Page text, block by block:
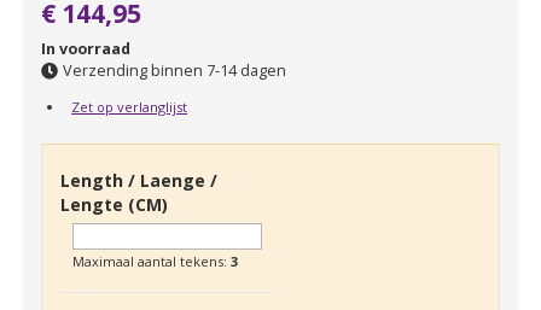
€ 144,95
In voorraad
Verzending binnen 7-14 dagen
Zet op verlanglijst
Length / Laenge /
Lengte (CM)
Maximaal aantal tekens:3